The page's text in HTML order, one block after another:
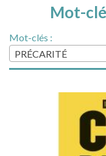
Mot-
Mot-clés :
PRÉCARITÉ